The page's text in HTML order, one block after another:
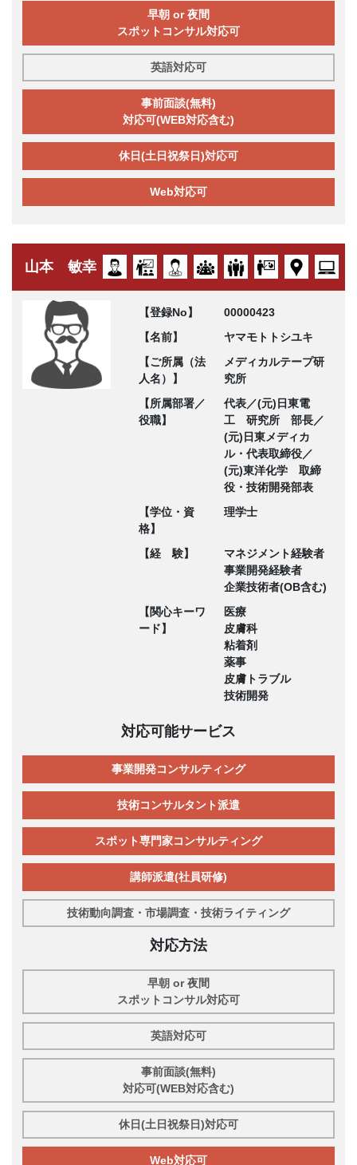
早朝 or 夜間
スポットコンサル対応可
英語対応可
事前面談(無料)
対応可(WEB対応含む)
休日(土日祝祭日)対応可
Web対応可
山本 敏幸
【登録No】
00000423
【名前】
ヤマモトトシユキ
【ご所属（法
人名）】
メディカルテープ研
究所
【所属部署／
役職】
代表／(元)日東電
工 研究所 部長／
(元)日東メディカ
ル・代表取締役／
(元)東洋化学 取締
役・技術開発部表
【学位・資
格】
理学士
【経 験】
マネジメント経験者
事業開発経験者
企業技術者(OB含む)
【関心キーワ
ード】
医療
皮膚科
粘着剤
薬事
皮膚トラブル
技術開発
対応可能サービス
事業開発コンサルティング
技術コンサルタント派遣
スポット専門家コンサルティング
講師派遣(社員研修)
技術動向調査・市場調査・技術ライティング
対応方法
早朝 or 夜間
スポットコンサル対応可
英語対応可
事前面談(無料)
対応可(WEB対応含む)
休日(土日祝祭日)対応可
Web対応可